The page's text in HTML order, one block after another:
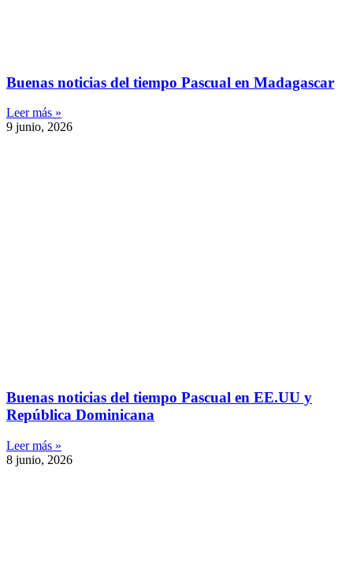
Buenas noticias del tiempo Pascual en Madagascar
Leer más »
9 junio, 2026
Buenas noticias del tiempo Pascual en EE.UU y
República Dominicana
Leer más »
8 junio, 2026